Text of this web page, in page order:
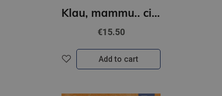
Klau, mammu.. ciik liela ir pasaule?
€15.50
Add to cart